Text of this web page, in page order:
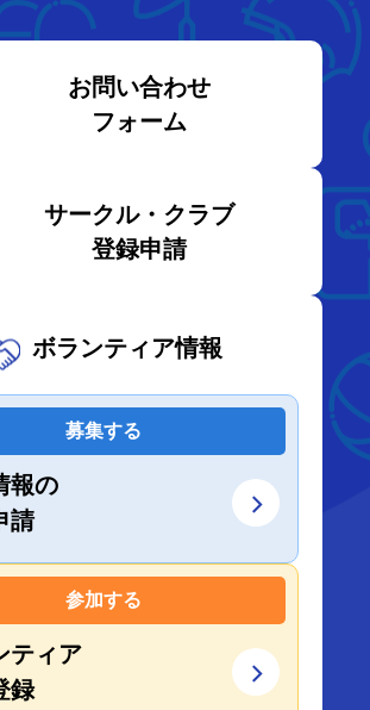
お問い合わせ
フォーム
サークル・クラブ
登録申請
ボランティア情報
募集する
報の
請
参加する
ティア
録